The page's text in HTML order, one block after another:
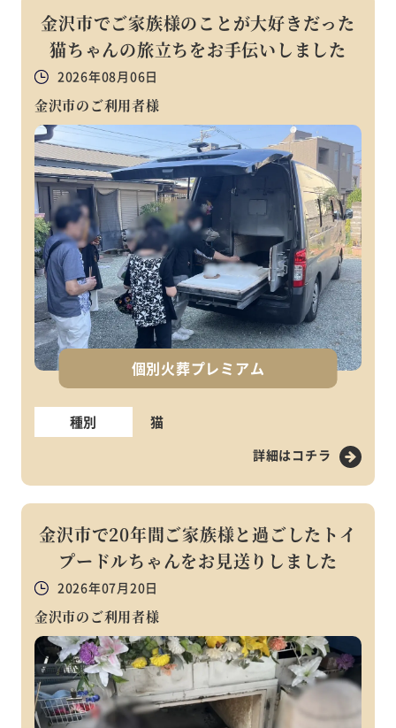
金沢市でご家族様のことが大好きだった
猫ちゃんの旅立ちをお手伝いしました
2026年08月06日
金沢市のご利用者様
個別火葬プレミアム
種別 猫
詳細はコチラ
金沢市で20年間ご家族様と過ごしたトイ
プードルちゃんをお見送りしました
2026年07月20日
金沢市のご利用者様